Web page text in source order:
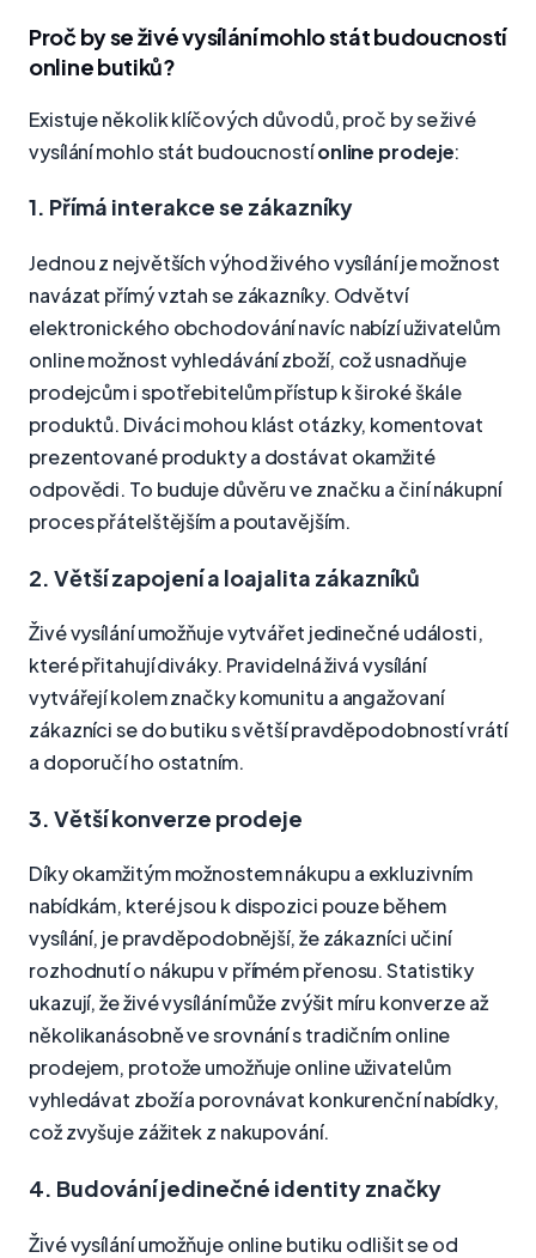
Proč by se živé vysílání mohlo stát budoucností
online butiků?
Existuje několik klíčových důvodů, proč by se živé
vysílání mohlo stát budoucnostíonline prodeje:
1. Přímá interakce se zákazníky
Jednou z největších výhod živého vysílání je možnost
navázat přímý vztah se zákazníky. Odvětví
elektronického obchodování navíc nabízí uživatelům
online možnost vyhledávání zboží, což usnadňuje
prodejcům i spotřebitelům přístup k široké škále
produktů. Diváci mohou klást otázky, komentovat
prezentované produkty a dostávat okamžité
odpovědi. To buduje důvěru ve značku a činí nákupní
proces přátelštějším a poutavějším.
2. Větší zapojení a loajalita zákazníků
Živé vysílání umožňuje vytvářet jedinečné události,
které přitahují diváky. Pravidelná živá vysílání
vytvářejí kolem značky komunitu a angažovaní
zákazníci se do butiku s větší pravděpodobností vrátí
a doporučí ho ostatním.
3. Větší konverze prodeje
Díky okamžitým možnostem nákupu a exkluzivním
nabídkám, které jsou k dispozici pouze během
vysílání, je pravděpodobnější, že zákazníci učiní
rozhodnutí o nákupu v přímém přenosu. Statistiky
ukazují, že živé vysílání může zvýšit míru konverze až
několikanásobně ve srovnání s tradičním online
prodejem, protože umožňuje online uživatelům
vyhledávat zboží a porovnávat konkurenční nabídky,
což zvyšuje zážitek z nakupování.
4. Budování jedinečné identity značky
Živé vysílání umožňuje online butiku odlišit se od